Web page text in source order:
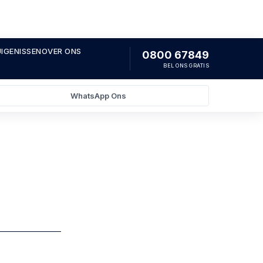
OVER ONS 0800 67849
BEL ONS GRATIS
WhatsApp Ons